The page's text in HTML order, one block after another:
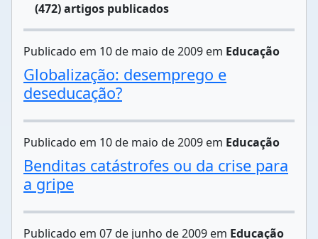
(472) artigos publicados
Publicado em 10 de maio de 2009 em Educação
Globalização: desemprego e
deseducação?
Publicado em 10 de maio de 2009 em Educação
Benditas catástrofes ou da crise para
a gripe
Publicado em 07 de junho de 2009 em Educação